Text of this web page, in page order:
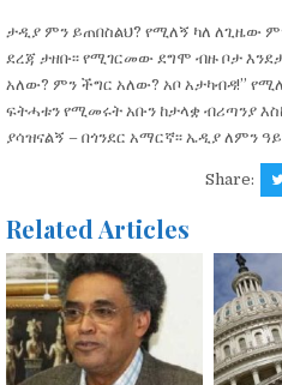
ታዲያ ምን ይጠበስልህ? የሚለኝ ካለ ለጊዜው
ደረጃ ታዘቡ፡፡ የሚገርመው ደግሞ ብዙ ቦታ
አለው? ምን ችግር አለው? አቦ አታካብዳ!”
ፍትሓቱን የሚመሩት አቡን ከታላቋ ብሪጣንያ
ያሳዝናልኝ – በጎንደር አማርኛ፡፡ ኤዲያ ለምን
Share:
Related Articles